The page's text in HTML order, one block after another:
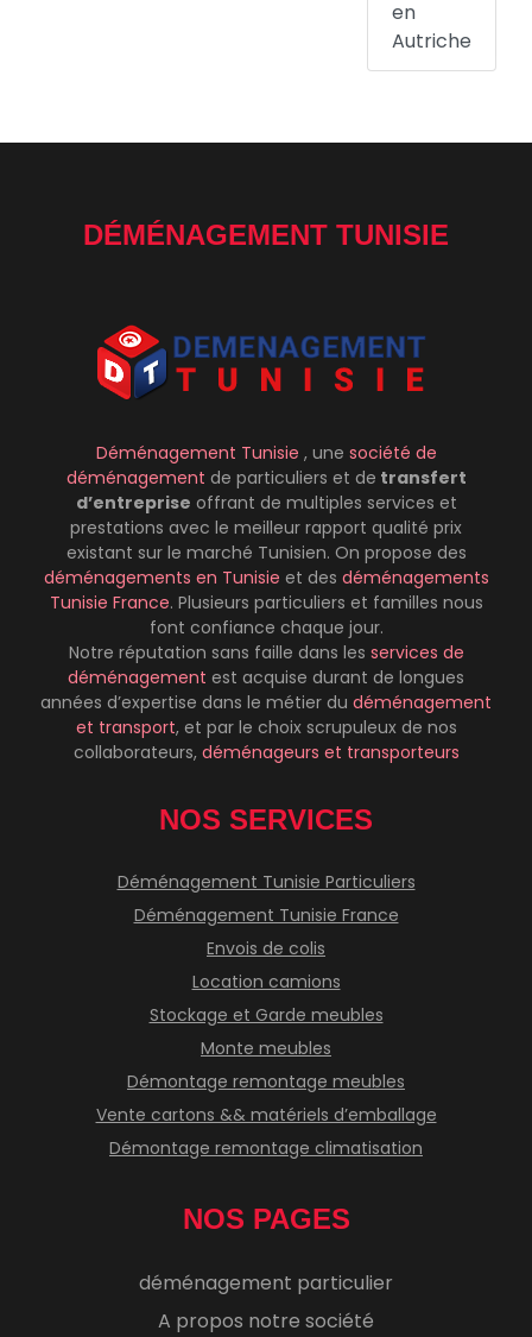
en
Autriche
DÉMÉNAGEMENT TUNISIE
Déménagement Tunisie , une société de
déménagement de particuliers et de transfert
d’entreprise offrant de multiples services et
prestations avec le meilleur rapport qualité prix
existant sur le marché Tunisien. On propose des
déménagements en Tunisie et des déménagements
Tunisie France. Plusieurs particuliers et familles nous
font confiance chaque jour.
Notre réputation sans faille dans les services de
déménagement est acquise durant de longues
années d’expertise dans le métier du déménagement
et transport, et par le choix scrupuleux de nos
collaborateurs, déménageurs et transporteurs
NOS SERVICES
Déménagement Tunisie Particuliers
Déménagement Tunisie France
Envois de colis
Location camions
Stockage et Garde meubles
Monte meubles
Démontage remontage meubles
Vente cartons && matériels d’emballage
Démontage remontage climatisation
NOS PAGES
déménagement particulier
A propos notre société